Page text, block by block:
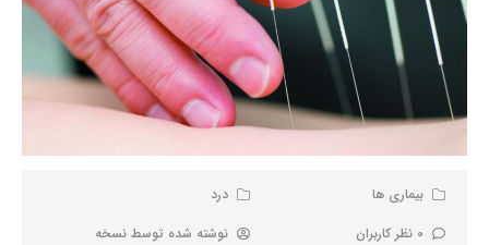
بیماری ها
درد
0 نظر کاربران
نوشته شده توسط نسخه